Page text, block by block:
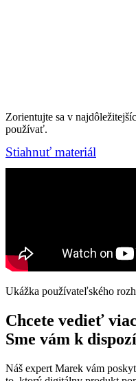
Zorientujte sa v
používať.
Stiahnuť materiál
Ukážka používateľského
Chcete vedieť
Sme vám k
Náš expert Marek vám